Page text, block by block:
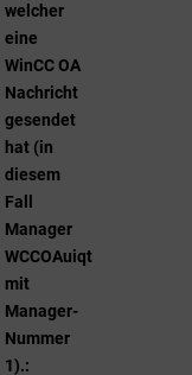
welcher
eine
WinCC OA
Nachricht
gesendet
hat (in
diesem
Fall
Manager
WCCOAuiqt
mit
Manager-
Nummer
1).